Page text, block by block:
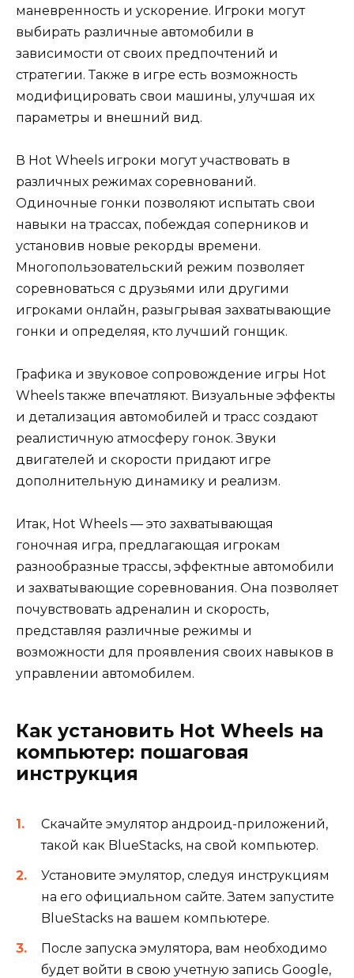
маневренность и ускорение. Игроки могут
выбирать различные автомобили в
зависимости от своих предпочтений и
стратегии. Также в игре есть возможность
модифицировать свои машины, улучшая их
параметры и внешний вид.
В Hot Wheels игроки могут участвовать в
различных режимах соревнований.
Одиночные гонки позволяют испытать свои
навыки на трассах, побеждая соперников и
установив новые рекорды времени.
Многопользовательский режим позволяет
соревноваться с друзьями или другими
игроками онлайн, разыгрывая захватывающие
гонки и определяя, кто лучший гонщик.
Графика и звуковое сопровождение игры Hot
Wheels также впечатляют. Визуальные эффекты
и детализация автомобилей и трасс создают
реалистичную атмосферу гонок. Звуки
двигателей и скорости придают игре
дополнительную динамику и реализм.
Итак, Hot Wheels — это захватывающая
гоночная игра, предлагающая игрокам
разнообразные трассы, эффектные автомобили
и захватывающие соревнования. Она позволяет
почувствовать адреналин и скорость,
представляя различные режимы и
возможности для проявления своих навыков в
управлении автомобилем.
Как установить Hot Wheels на
компьютер: пошаговая
инструкция
Скачайте эмулятор андроид-приложений,
такой как BlueStacks, на свой компьютер.
Установите эмулятор, следуя инструкциям
на его официальном сайте. Затем запустите
BlueStacks на вашем компьютере.
После запуска эмулятора, вам необходимо
будет войти в свою учетную запись Google,